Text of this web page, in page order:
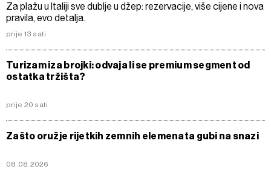
Za plažu u Italiji sve dublje u džep: rezervacije, više cijene i nova
pravila, evo detalja.
prije 13 sati
Turizam iza brojki: odvaja li se premium segment od
ostatka tržišta?
prije 20 sati
Zašto oružje rijetkih zemnih elemenata gubi na snazi
08.08.2026